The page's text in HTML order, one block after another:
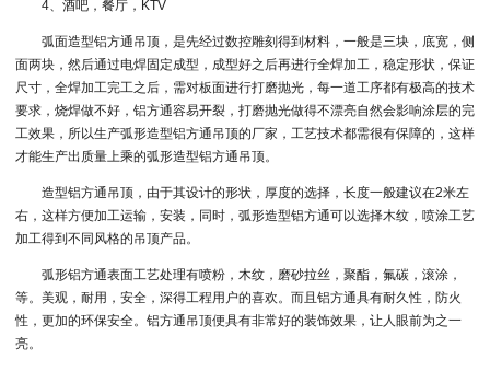
4、酒吧，餐厅，KTV
弧面造型铝方通吊顶，是先经过数控雕刻得到材料，一般是三块，底宽，侧
面两块，然后通过电焊固定成型，成型好之后再进行全焊加工，稳定形状，保证
尺寸，全焊加工完工之后，需对板面进行打磨抛光，每一道工序都有极高的技术
要求，烧焊做不好，铝方通容易开裂，打磨抛光做得不漂亮自然会影响涂层的完
工效果，所以生产弧形造型铝方通吊顶的厂家，工艺技术都需很有保障的，这样
才能生产出质量上乘的弧形造型铝方通吊顶。
造型铝方通吊顶，由于其设计的形状，厚度的选择，长度一般建议在2米左
右，这样方便加工运输，安装，同时，弧形造型铝方通可以选择木纹，喷涂工艺
加工得到不同风格的吊顶产品。
弧形铝方通表面工艺处理有喷粉，木纹，磨砂拉丝，聚酯，氟碳，滚涂，
等。美观，耐用，安全，深得工程用户的喜欢。而且铝方通具有耐久性，防火
性，更加的环保安全。铝方通吊顶便具有非常好的装饰效果，让人眼前为之一
亮。